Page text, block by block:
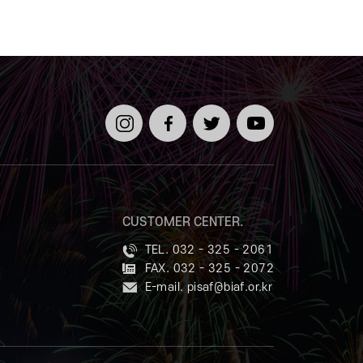
인스타
그램
페이스
북
트위터 유튜브
CUSTOMER CENTER.
TEL. 032 - 325 - 2061
FAX. 032 - 325 - 2072
E-mail. pisaf@biaf.or.kr